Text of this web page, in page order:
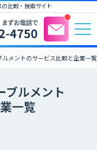
の比較・検索サイト
ルメントのサービス比較と企業一
ブルメント
一覧